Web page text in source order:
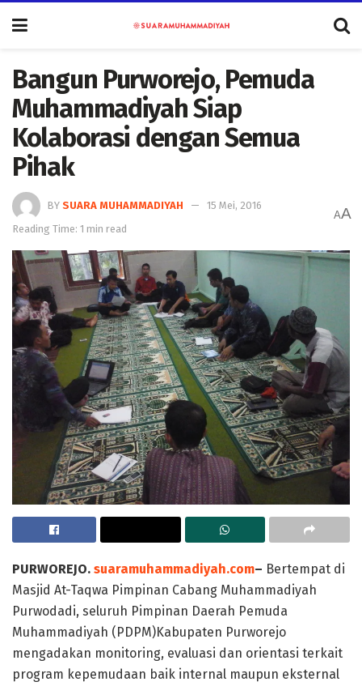
Bangun Purworejo, Pemuda
Muhammadiyah Siap
Kolaborasi dengan Semua
Pihak
BY SUARA MUHAMMADIYAH
15 Mei, 2016
Reading Time: 1 min read
AA
PURWOREJO. suaramuhammadiyah.com– Bertempat di
Masjid At-Taqwa Pimpinan Cabang Muhammadiyah
Purwodadi, seluruh Pimpinan Daerah Pemuda
Muhammadiyah (PDPM)Kabupaten Purworejo
mengadakan monitoring, evaluasi dan orientasi terkait
program kepemudaan baik internal maupun eksternal